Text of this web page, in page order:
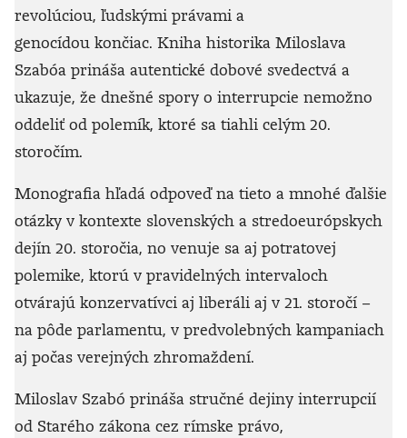
revolúciou, ľudskými právami a
genocídou končiac. Kniha historika Miloslava
Szabóa prináša autentické dobové svedectvá a
ukazuje, že dnešné spory o interrupcie nemožno
oddeliť od polemík, ktoré sa tiahli celým 20.
storočím.
Monografia hľadá odpoveď na tieto a mnohé ďalšie
otázky v kontexte slovenských a stredoeurópskych
dejín 20. storočia, no venuje sa aj potratovej
polemike, ktorú v pravidelných intervaloch
otvárajú konzervatívci aj liberáli aj v 21. storočí –
na pôde parlamentu, v predvolebných kampaniach
aj počas verejných zhromaždení.
Miloslav Szabó prináša stručné dejiny interrupcií
od Starého zákona cez rímske právo,